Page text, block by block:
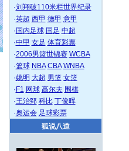
·刘翔破110米栏世界纪录
·英超 西甲 德甲 意甲
· 国内足球 国足 中超
·中甲 女足 体育彩票
·2006男篮世锦赛 WCBA
·篮球 NBA CBA WNBA
·姚明 大超 男篮 女篮
· F1 网球 高尔夫 围棋
·王治郅 科比 丁俊晖
·奥运会 足球彩票
狐说八道